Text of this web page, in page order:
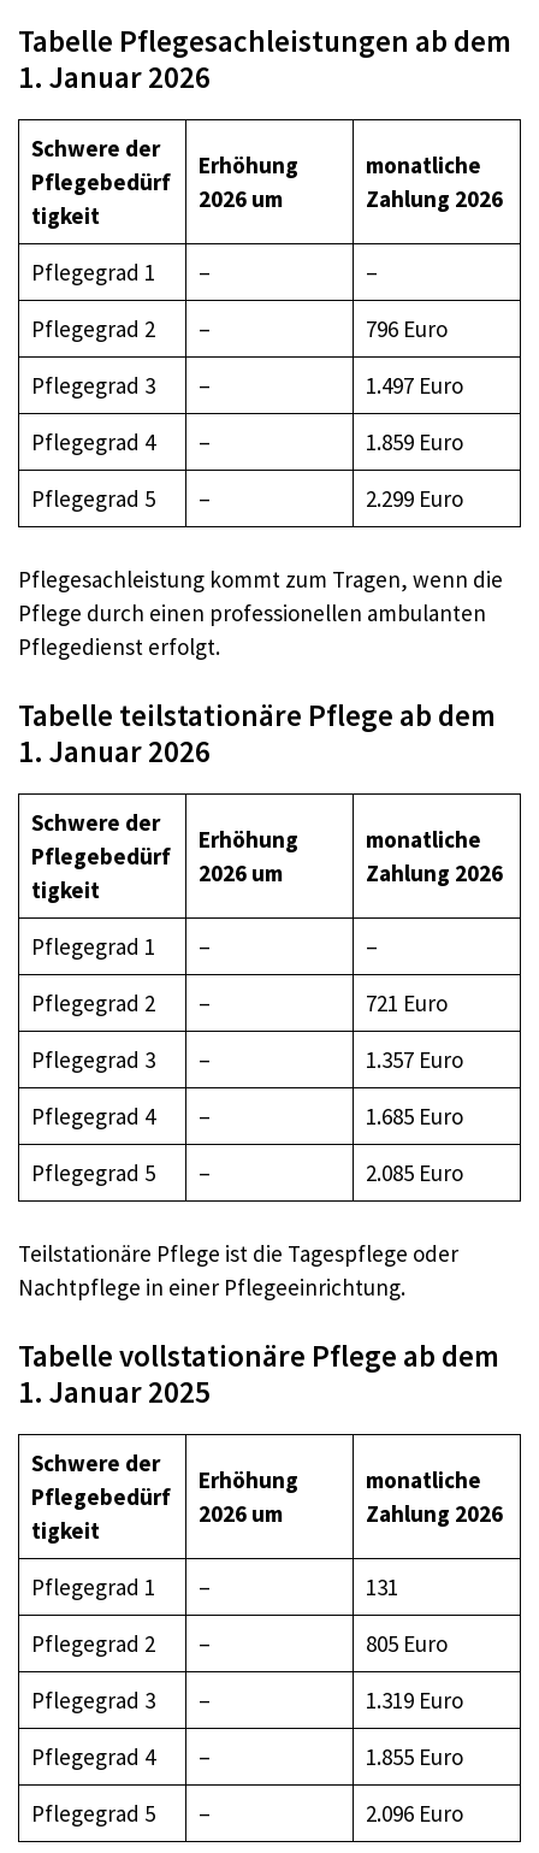
Tabelle Pflegesachleistungen ab dem
1. Januar 2026
Schwere der
Pflegebedürf
tigkeit
Erhöhung
2026 um
monatliche
Zahlung 2026
Pflegegrad 1 –
–
Pflegegrad 2
–
796 Euro
Pflegegrad 3
–
1.497 Euro
Pflegegrad 4
–
1.859 Euro
Pflegegrad 5
– 2.299 Euro
Pflegesachleistung kommt zum Tragen, wenn die
Pflege durch einen professionellen ambulanten
Pflegedienst erfolgt.
Tabelle teilstationäre Pflege ab dem
1. Januar 2026
Schwere der
Pflegebedürf
tigkeit
Erhöhung
2026 um
monatliche
Zahlung 2026
Pflegegrad 1 –
–
Pflegegrad 2
–
721 Euro
Pflegegrad 3
–
1.357 Euro
Pflegegrad 4
–
1.685 Euro
Pflegegrad 5
– 2.085 Euro
Teilstationäre Pflege ist die Tagespflege oder
Nachtpflege in einer Pflegeeinrichtung.
Tabelle vollstationäre Pflege ab dem
1. Januar 2025
Schwere der
Pflegebedürf
tigkeit
Erhöhung
2026 um
monatliche
Zahlung 2026
Pflegegrad 1 –
131
Pflegegrad 2
–
805 Euro
Pflegegrad 3
–
1.319 Euro
Pflegegrad 4
–
1.855 Euro
Pflegegrad 5
– 2.096 Euro